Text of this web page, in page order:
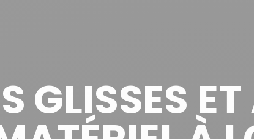
GLISSES